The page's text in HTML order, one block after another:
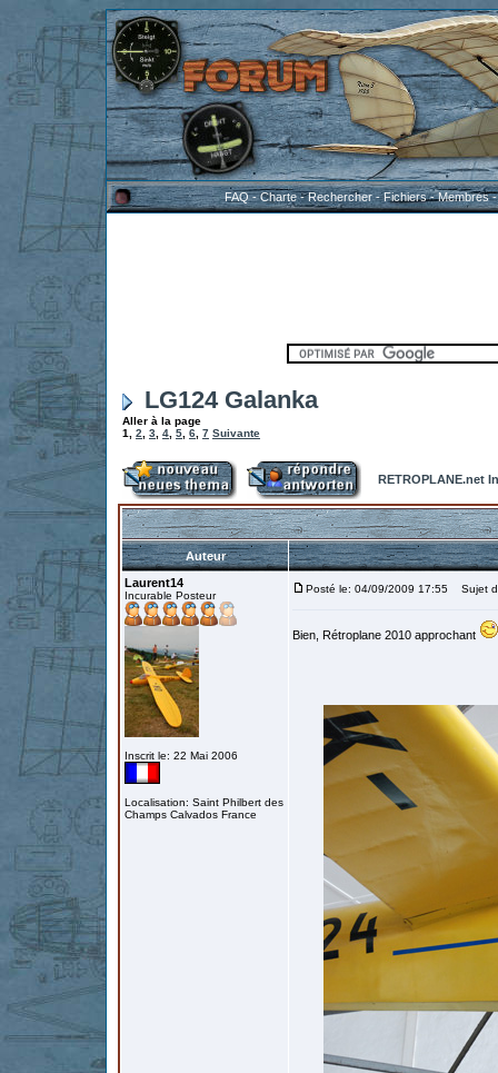
FAQ-Charte-Rechercher-Fichiers-Membres
LG124 Galanka
Aller à la page
1
2 3 4 5 6 7 Suivante
RETROPLANE.net
Auteur
Laurent14
Incurable Posteur
Inscrit le: 22 Mai 2006
Localisation: Saint Philbert des
Champs Calvados France
Posté le: 04/09/2009 17:55 Sujet
Bien, Rétroplane 2010 approchant